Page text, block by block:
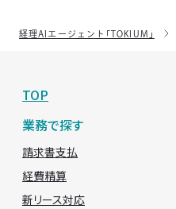
経理AIエージェント「TOKIUM」
TOP
業務で探す
請求書支払
経費精算
新リース対応